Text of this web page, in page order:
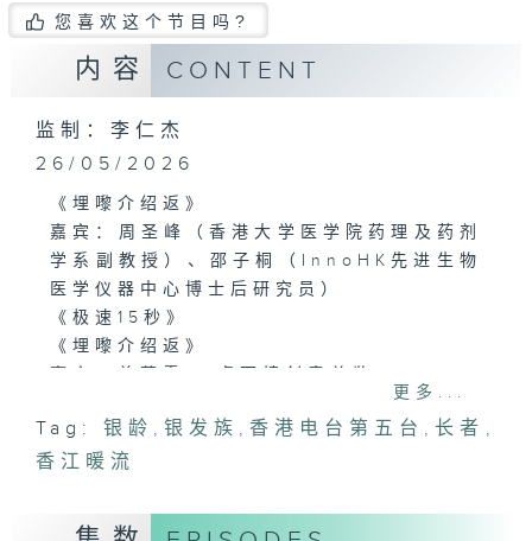
您喜欢这个节目吗?
内容 CONTENT
监制：李仁杰
26/05/2026
《埋嚟介绍返》
嘉宾：周圣峰（香港大学医学院药理及药剂
学系副教授）、邵子桐（InnoHK先进生物
医学仪器中心博士后研究员）
《极速15秒》
《埋嚟介绍返》
更多...
Tag: 银龄 , 银发族 , 香港电台第五台 , 长者 ,
香江暖流